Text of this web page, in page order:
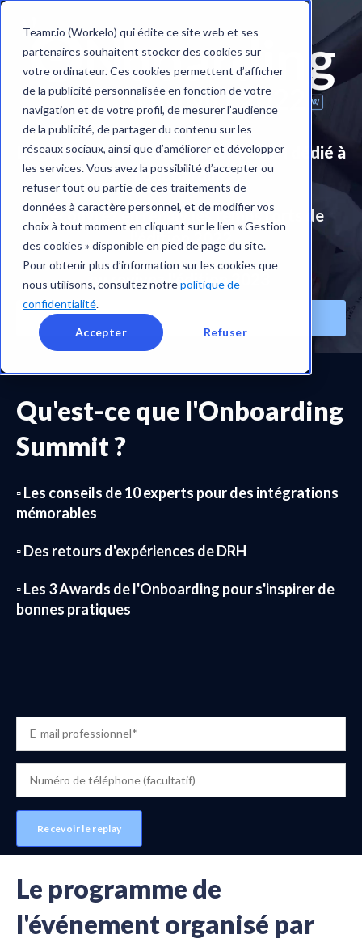
Teamr.io (Workelo) qui édite ce site web et ses
partenaires souhaitent stocker des cookies sur
votre ordinateur. Ces cookies permettent d’afficher
de la publicité personnalisée en fonction de votre
navigation et de votre profil, de mesurer l’audience
de la publicité, de partager du contenu sur les
réseaux sociaux, ainsi que d’améliorer et développer
les services. Vous avez la possibilité d’accepter ou
refuser tout ou partie de ces traitements de
données à caractère personnel, et de modifier vos
choix à tout moment en cliquant sur le lien « Gestion
des cookies » disponible en pied de page du site.
Pour obtenir plus d’information sur les cookies que
nous utilisons, consultez notrepolitique de
confidentialité.
Accepter Refuser
Le grand rendez-vous annuel des RH dédié à
l’onboarding
Découvrez en replay les temps forts de
l'édition 2022
ou revivez l'édition 2023
JE REGARDE L'ÉDITION 2023
Qu'est-ce que l'Onboarding
Summit ?
▫️Les conseils de10 experts pour des intégrations
mémorables
▫️ Des retours d'expériences de DRH
▫️ Les 3 Awards de l'Onboarding pour s'inspirer de
bonnes pratiques
Le programme de
l'événement organisé par